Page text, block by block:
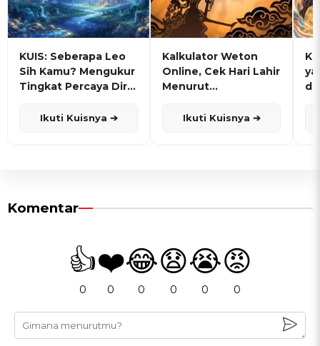
KUIS: Seberapa Leo
Sih Kamu? Mengukur
Tingkat Percaya Diri
Ikuti Kuisnya ➔
Kalkulator Weton
Online, Cek Hari Lahir
Menurut
Ikuti Kuisnya ➔
Komentar
👍
0
❤️
0
😂
0
😧
0
😭
0
😡
0